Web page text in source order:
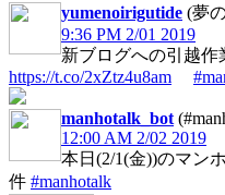
yumenoirigutide (夢
9:36 PM 2/01 2019
新ブログへの引越作
https://t.co/2xZtz4u8am
manhotalk_bot
12:00 AM 2/02 2019
本日(2/1(金))のマン
件 #manhotalk